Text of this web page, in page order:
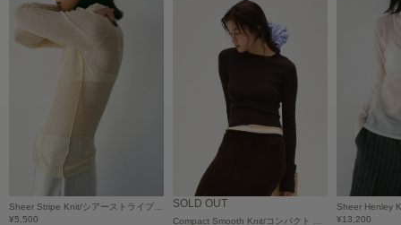
HUNTER
ホカ オネオネ
¥5,500
SOLD OUT
¥13,200